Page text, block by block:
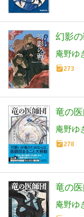
幻影
庵野ゆ
273
竜の
庵野ゆ
278
竜の
庵野ゆ